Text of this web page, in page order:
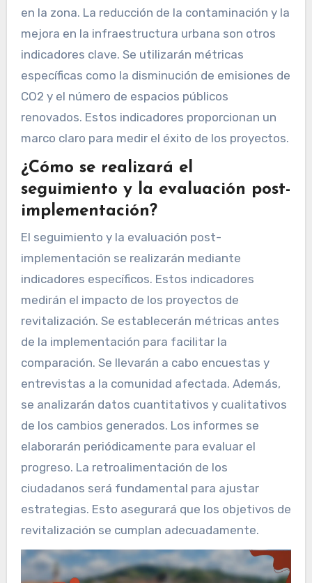
en la zona. La reducción de la contaminación y la
mejora en la infraestructura urbana son otros
indicadores clave. Se utilizarán métricas
específicas como la disminución de emisiones de
CO2 y el número de espacios públicos
renovados. Estos indicadores proporcionan un
marco claro para medir el éxito de los proyectos.
¿Cómo se realizará el
seguimiento y la evaluación post-
implementación?
El seguimiento y la evaluación post-
implementación se realizarán mediante
indicadores específicos. Estos indicadores
medirán el impacto de los proyectos de
revitalización. Se establecerán métricas antes
de la implementación para facilitar la
comparación. Se llevarán a cabo encuestas y
entrevistas a la comunidad afectada. Además,
se analizarán datos cuantitativos y cualitativos
de los cambios generados. Los informes se
elaborarán periódicamente para evaluar el
progreso. La retroalimentación de los
ciudadanos será fundamental para ajustar
estrategias. Esto asegurará que los objetivos de
revitalización se cumplan adecuadamente.